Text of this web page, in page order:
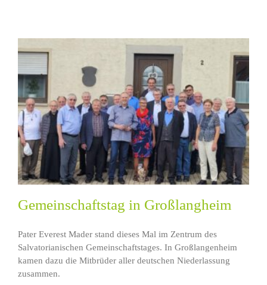
Gemeinschaftstag in Großlangheim
Pater Everest Mader stand dieses Mal im Zentrum des
Salvatorianischen Gemeinschaftstages. In Großlangenheim
kamen dazu die Mitbrüder aller deutschen Niederlassung
zusammen.